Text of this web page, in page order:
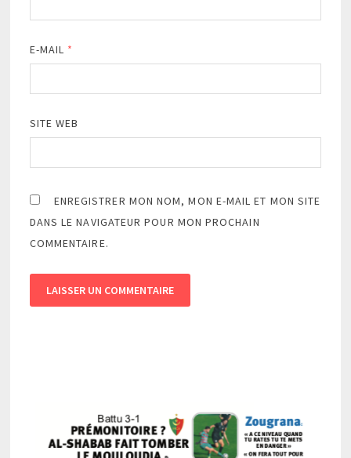
E-MAIL *
SITE WEB
ENREGISTRER MON NOM, MON E-MAIL ET MON SITE
DANS LE NAVIGATEUR POUR MON PROCHAIN
COMMENTAIRE.